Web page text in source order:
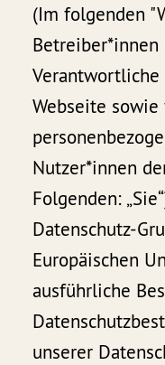
(Im folgenden
Betreiber*innen
Webseite
Nutzer*innen
Folgenden:
Datenschutz-
Europäischen
ausführliche
unserer